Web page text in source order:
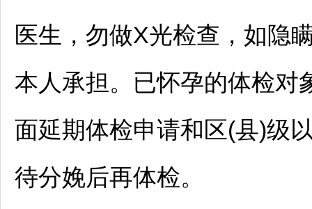
医生，勿做X光检查，如隐
本人承担。已怀孕的体检对
面延期体检申请和区(县)级
待分娩后再体检。